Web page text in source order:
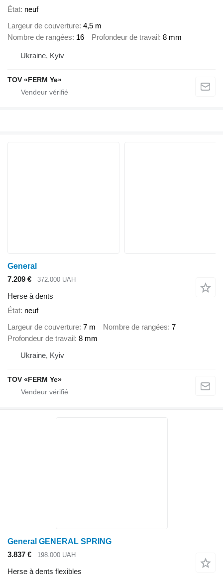
État neuf
Largeur de couverture 4,5 m
Nombre de rangées 16 Profondeur de travail 8 mm
Ukraine, Kyiv
TOV «FERM Ye»
General
7.209 €
372.000 UAH
Herse à dents
État neuf
Largeur de couverture 7 m Nombre de rangées 7
Profondeur de travail 8 mm
Ukraine, Kyiv
TOV «FERM Ye»
General GENERAL SPRING
3.837 €
198.000 UAH
Herse à dents flexibles